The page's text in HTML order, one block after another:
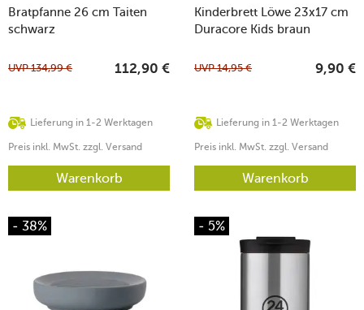
Bratpfanne 26 cm Taiten
schwarz
Lieferung in 1-2 Werktagen
UVP134,99 € 112,90 €
Preis inkl. MwSt. zzgl. Versand
Warenkorb
Kinderbrett Löwe 23x17 cm
Duracore Kids braun
Lieferung in 1-2 Werktagen
UVP14,95 € 9,90 €
Preis inkl. MwSt. zzgl. Versand
Warenkorb
- 38% - 5%